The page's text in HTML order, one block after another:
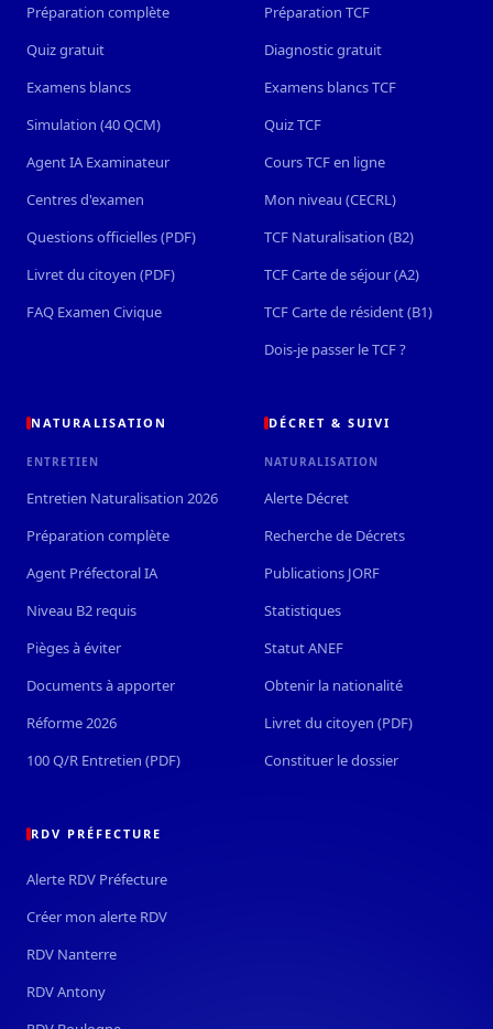
Préparation complète
Quiz gratuit
Examens blancs
Simulation (40 QCM)
Agent IA Examinateur
Centres d'examen
Questions officielles (PDF)
Livret du citoyen (PDF)
FAQ Examen Civique
Préparation TCF
Diagnostic gratuit
Examens blancs TCF
Quiz TCF
Cours TCF en ligne
Mon niveau (CECRL)
TCF Naturalisation (B2)
TCF Carte de séjour (A2)
TCF Carte de résident (B1)
Dois-je passer le TCF ?
NATURALISATION
ENTRETIEN
Entretien Naturalisation 2026
Préparation complète
Agent Préfectoral IA
Niveau B2 requis
Pièges à éviter
Documents à apporter
Réforme 2026
100 Q/R Entretien (PDF)
DÉCRET & SUIVI
NATURALISATION
Alerte Décret
Recherche de Décrets
Publications JORF
Statistiques
Statut ANEF
Obtenir la nationalité
Livret du citoyen (PDF)
Constituer le dossier
RDV PRÉFECTURE
Alerte RDV Préfecture
Créer mon alerte RDV
RDV Nanterre
RDV Antony